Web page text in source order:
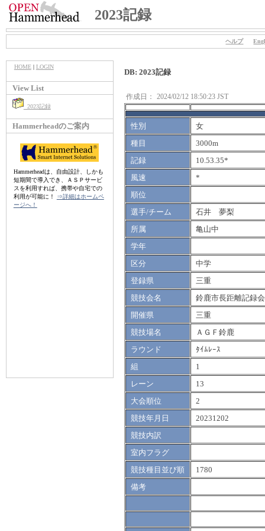
2023記録
ヘルプ
HOME| LOGIN
View List
2023記録
Hammerheadのご案内
Hammerheadは、自由設計、しかも
短期間で導入でき、ＡＳＰサービ
スを利用すれば、携帯や自宅での
利用が可能に！
⇒詳細はホームペ
ージへ！
DB: 2023記録
作成日： 2024/02/12 18:50:23 JST
性別
女
種目
3000m
記録
10.53.35*
風速
*
順位
選手/チーム
石井 夢梨
所属
亀山中
学年
区分
中学
登録県
三重
競技会名
鈴鹿市長距離記録会
開催県
三重
競技場名
ＡＧＦ鈴鹿
ラウンド
ﾀｲﾑﾚｰｽ
組
1
レーン
13
大会順位
2
競技年月日
20231202
競技内訳
室内フラグ
競技種目並び順
1780
備考